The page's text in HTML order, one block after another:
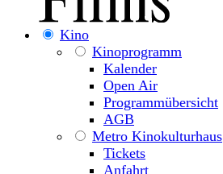
Kino
Kinoprogramm
Kalender
Open Air
Programmübersicht
AGB
Metro Kinokulturhaus
Tickets
Anfahrt